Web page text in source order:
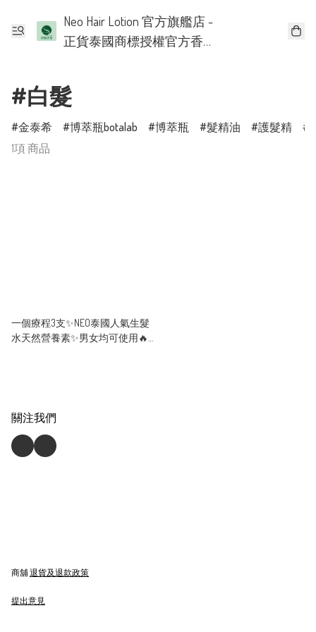
Neo Hair Lotion 官方旗艦店 -
正貨泰國商標授權官方香
#白髮
金泰希 博萃瓶botalab 博萃瓶 髮精油 護髮精
1項 商品
一個療程3支✨NEO泰國人氣生髮
水天然營養素✨男女均可使用🔥
關注我們
商舖退貨及退款政策
提出意見